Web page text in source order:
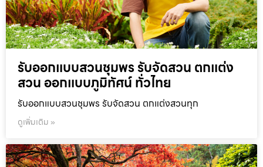
รับออกแบบสวนชุมพร รับจัดสวน ตกแต่ง
สวน ออกแบบภูมิทัศน์ ทั่วไทย
รับออกแบบสวนชุมพร รับจัดสวน ตกแต่งสวนทุก
ดูเพิ่มเติม »